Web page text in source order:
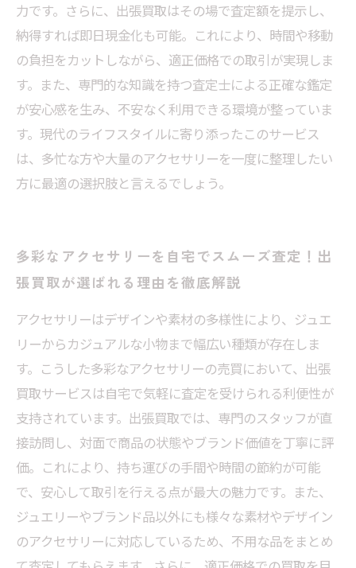
力です。さらに、出張買取はその場で査定額を提示し、
納得すれば即日現金化も可能。これにより、時間や移動
の負担をカットしながら、適正価格での取引が実現しま
す。また、専門的な知識を持つ査定士による正確な鑑定
が安心感を生み、不安なく利用できる環境が整っていま
す。現代のライフスタイルに寄り添ったこのサービス
は、多忙な方や大量のアクセサリーを一度に整理したい
方に最適の選択肢と言えるでしょう。
多彩なアクセサリーを自宅でスムーズ査定！出
張買取が選ばれる理由を徹底解説
アクセサリーはデザインや素材の多様性により、ジュエ
リーからカジュアルな小物まで幅広い種類が存在しま
す。こうした多彩なアクセサリーの売買において、出張
買取サービスは自宅で気軽に査定を受けられる利便性が
支持されています。出張買取では、専門のスタッフが直
接訪問し、対面で商品の状態やブランド価値を丁寧に評
価。これにより、持ち運びの手間や時間の節約が可能
で、安心して取引を行える点が最大の魅力です。また、
ジュエリーやブランド品以外にも様々な素材やデザイン
のアクセサリーに対応しているため、不用な品をまとめ